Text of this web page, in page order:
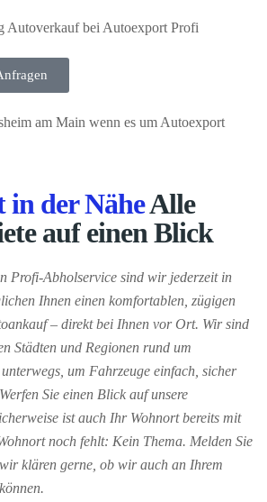
am Main wenn es um Autoexport
der NäheAlle
auf einen Blick
Profi-Abholservice sind wir jederzeit in
Ihnen einen komfortablen, zügigen
– direkt bei Ihnen vor Ort. Wir sind
Städten und Regionen rund um
um Fahrzeuge einfach, sicher
Sie einen Blick auf unsere
ist auch Ihr Wohnort bereits mit
noch fehlt: Kein Thema. Melden Sie
klären gerne, ob wir auch an Ihrem